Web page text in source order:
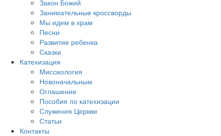
Закон Божий
Занимательные кроссворды
Мы идем в храм
Песни
Развитие ребенка
Сказки
Катехизация
Миссиология
Новоначальным
Оглашение
Пособия по катехизации
Служения Церкви
Статьи
Контакты